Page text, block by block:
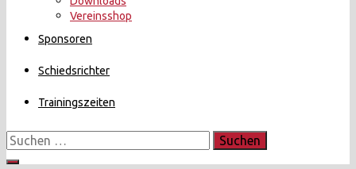
Vereinsshop
Sponsoren
Schiedsrichter
Trainingszeiten
Suchen
nach: